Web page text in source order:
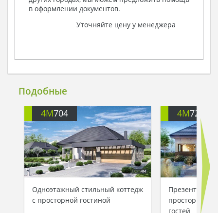
в оформлении документов.
Уточняйте цену у менеджера
Подобные
4M704
Одноэтажный стильный коттедж
с просторной гостиной
4M722
просторной
гостей